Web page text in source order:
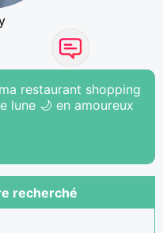
restaurant shopping
lune 🌙 en amoureux
recherché